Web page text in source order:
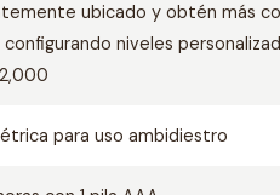
ubicado y obtén más
configurando niveles
para uso ambidiestro